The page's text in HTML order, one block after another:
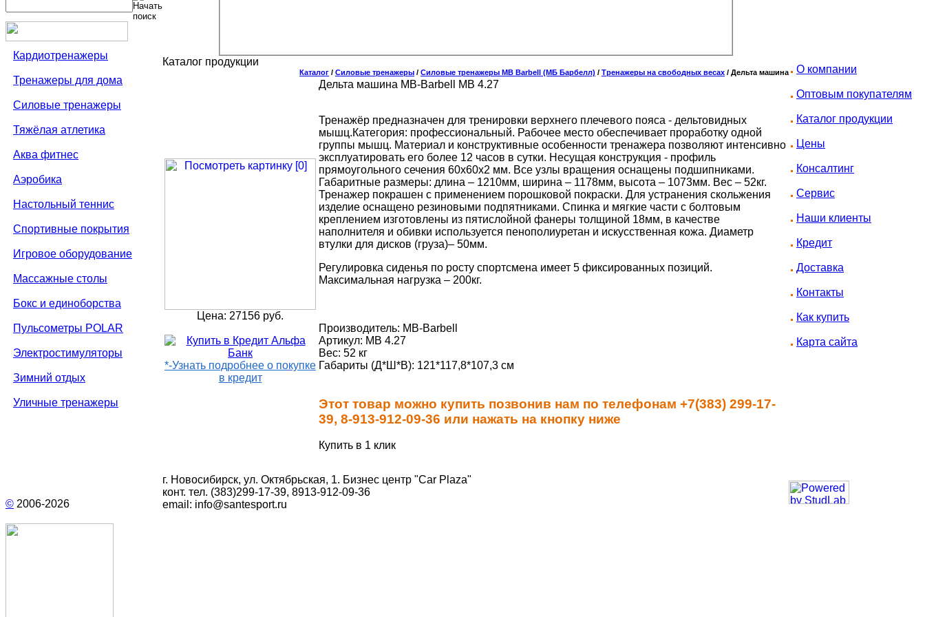
Кардиотренажеры
Тренажеры для дома
Силовые тренажеры
Тяжёлая атлетика
Аква фитнес
Аэробика
Настольный теннис
Спортивные покрытия
Игровое оборудование
Массажные столы
Бокс и единоборства
Пульсометры POLAR
Электростимуляторы
Зимний отдых
Уличные тренажеры
Каталог продукции
Каталог / Силовые тренажеры / Силовые тренажеры MB Barbell (МБ Барбелл) / Тренажеры на свободных весах / Дельта машина
Цена: 27156 руб.
*-Узнать подробнее о покупке
в кредит
Дельта машина MB-Barbell МВ 4.27
Тренажёр предназначен для тренировки верхнего плечевого пояса - дельтовидных
мышц.Категория: профессиональный. Рабочее место обеспечивает проработку одной
группы мышц. Материал и конструктивные особенности тренажера позволяют интенсивно
эксплуатировать его более 12 часов в сутки. Несущая конструкция - профиль
прямоугольного сечения 60х60х2 мм. Все узлы вращения оснащены подшипниками.
Габаритные размеры: длина – 1210мм, ширина – 1178мм, высота – 1073мм. Вес – 52кг.
Тренажер покрашен с применением порошковой покраски. Для устранения скольжения
изделие оснащено резиновыми подпятниками. Спинка и мягкие части с болтовым
креплением изготовлены из пятислойной фанеры толщиной 18мм, в качестве
наполнителя и обивки используется пенополиуретан и искусственная кожа. Диаметр
втулки для дисков (груза)– 50мм.
Регулировка сиденья по росту спортсмена имеет 5 фиксированных позиций.
Максимальная нагрузка – 200кг.
Производитель: MB-Barbell
Артикул: МВ 4.27
Вес: 52 кг
Габариты (Д*Ш*В): 121*117,8*107,3 см
Этот товар можно купить позвонив нам по телефонам +7(383) 299-17-
39, 8-913-912-09-36 или нажать на кнопку ниже
Купить в 1 клик
О компании
Оптовым покупателям
Каталог продукции
Цены
Консалтинг
Сервис
Наши клиенты
Кредит
Доставка
Контакты
Как купить
Карта сайта
© 2006-2026
г. Новосибирск, ул. Октябрьская, 1. Бизнес центр "Car Plaza"
конт. тел. (383)299-17-39, 8913-912-09-36
email: info@santesport.ru